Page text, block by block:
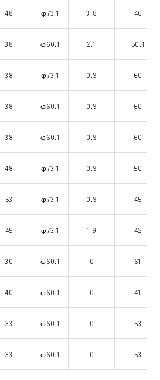
48 φ73.1 3.8 46
38 φ60.1 2.1 50.1
38 φ73.1 0.9 60
38 φ60.1 0.9 60
38 φ60.1 0.9 60
48 φ73.1 0.9 50
53 φ73.1 0.9 45
45 φ73.1 1.9 42
30 φ60.1 0 61
40 φ60.1 0 41
33 φ60.1 0 53
33 φ60.1 0 53